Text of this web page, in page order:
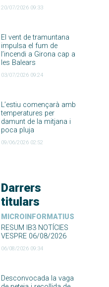
20/07/2026 09:33
El vent de tramuntana
impulsa el fum de
l’incendi a Girona cap a
les Balears
03/07/2026 09:24
L’estiu començarà amb
temperatures per
damunt de la mitjana i
poca pluja
09/06/2026 02:52
Darrers
titulars
MICROINFORMATIUS
RESUM IB3 NOTÍCIES
VESPRE 06/08/2026
06/08/2026 09:34
Desconvocada la vaga